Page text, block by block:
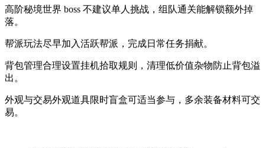
高阶秘境世界 boss 不建议单人挑战，组队通关能解锁额外掉
落。
帮派玩法尽早加入活跃帮派，完成日常任务捐献。
背包管理合理设置挂机拾取规则，清理低价值杂物防止背包溢
出。
外观与交易外观道具限时盲盒可适当参与，多余装备材料可交
易。